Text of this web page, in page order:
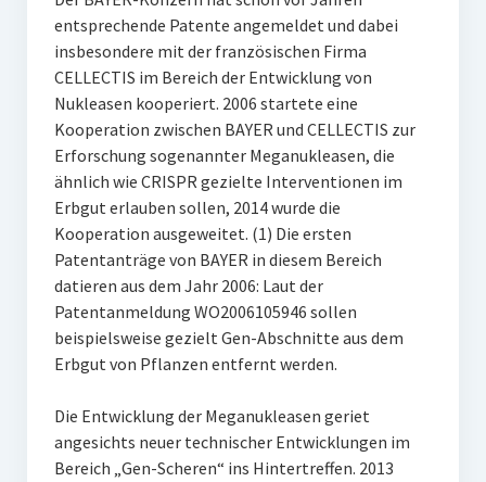
entsprechende Patente angemeldet und dabei
insbesondere mit der französischen Firma
CELLECTIS im Bereich der Entwicklung von
Nukleasen kooperiert. 2006 startete eine
Kooperation zwischen BAYER und CELLECTIS zur
Erforschung sogenannter Meganukleasen, die
ähnlich wie CRISPR gezielte Interventionen im
Erbgut erlauben sollen, 2014 wurde die
Kooperation ausgeweitet. (1) Die ersten
Patentanträge von BAYER in diesem Bereich
datieren aus dem Jahr 2006: Laut der
Patentanmeldung WO2006105946 sollen
beispielsweise gezielt Gen-Abschnitte aus dem
Erbgut von Pflanzen entfernt werden.
Die Entwicklung der Meganukleasen geriet
angesichts neuer technischer Entwicklungen im
Bereich „Gen-Scheren“ ins Hintertreffen. 2013